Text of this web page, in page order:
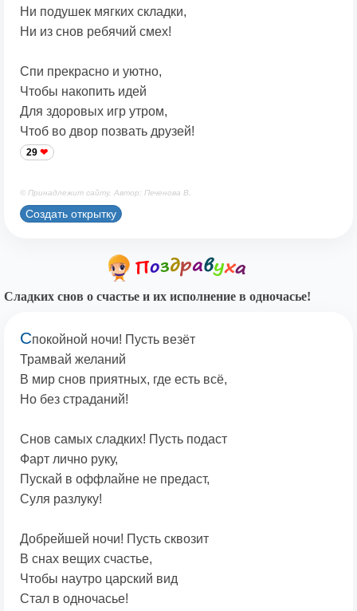
Ни подушек мягких складки,
Ни из снов ребячий смех!
Спи прекрасно и уютно,
Чтобы накопить идей
Для здоровых игр утром,
Чтоб во двор позвать друзей!
29
© Принадлежит сайту. Автор: Печенова В.
Создать открытку
Сладких снов о счастье и их исполнение в одночасье!
Спокойной ночи! Пусть везёт
Трамвай желаний
В мир снов приятных, где есть всё,
Но без страданий!
Снов самых сладких! Пусть подаст
Фарт лично руку,
Пускай в оффлайне не предаст,
Суля разлуку!
Добрейшей ночи! Пусть сквозит
В снах вещих счастье,
Чтобы наутро царский вид
Стал в одночасье!